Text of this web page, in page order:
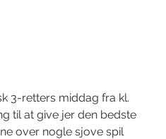
3-retters middag fra kl.
til at give jer den bedste
over nogle sjove spil